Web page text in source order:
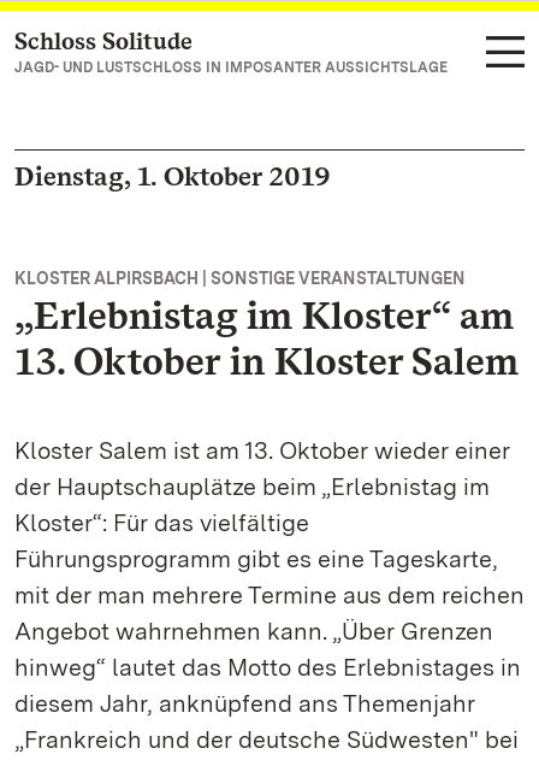
Zum Hauptinhalt springen
Schloss Solitude
JAGD- UND LUSTSCHLOSS IN IMPOSANTER AUSSICHTSLAGE
Dienstag, 1. Oktober 2019
KLOSTER ALPIRSBACH | SONSTIGE VERANSTALTUNGEN
„Erlebnistag im Kloster“ am
13. Oktober in Kloster Salem
Kloster Salem ist am 13. Oktober wieder einer
der Hauptschauplätze beim „Erlebnistag im
Kloster“: Für das vielfältige
Führungsprogramm gibt es eine Tageskarte,
mit der man mehrere Termine aus dem reichen
Angebot wahrnehmen kann. „Über Grenzen
hinweg“ lautet das Motto des Erlebnistages in
diesem Jahr, anknüpfend ans Themenjahr
„Frankreich und der deutsche Südwesten" bei